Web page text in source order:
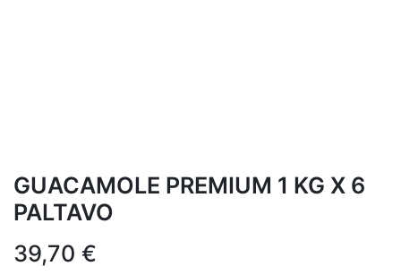
GUACAMOLE PREMIUM 1 KG X 6
PALTAVO
39,70 €